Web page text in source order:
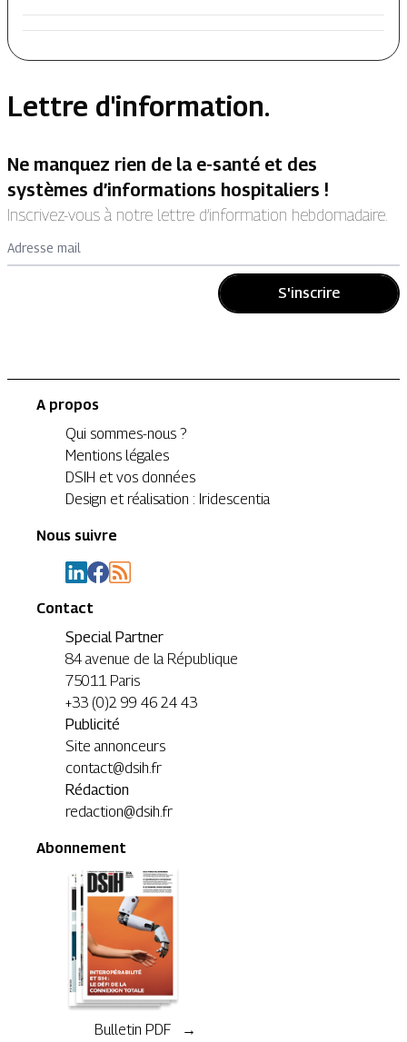
Lettre d'information.
Ne manquez rien de la e-santé et des
systèmes d’informations hospitaliers !
Inscrivez-vous à notre lettre d’information hebdomadaire.
Adresse mail
S'inscrire
A propos
Qui sommes-nous ?
Mentions légales
DSIH et vos données
Design et réalisation : Iridescentia
Nous suivre
Contact
Special Partner
84 avenue de la République
75011 Paris
+33 (0)2 99 46 24 43
Publicité
Site annonceurs
contact@dsih.fr
Rédaction
redaction@dsih.fr
Abonnement
Bulletin PDF →